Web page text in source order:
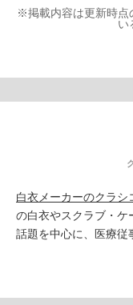
※掲載内容は更新時点
い
白衣メーカーのクラシ
の白衣やスクラブ・ケ
話題を中心に、医療従